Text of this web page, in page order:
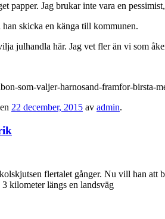
Jag brukar inte vara en
skicka en känga till kommunen.
julhandla här. Jag vet fler än vi som
som-valjer-harnosand-framfor-birsta-
22 december, 2015 av admin.
flertalet gånger. Nu vill han
kilometer längs en landsväg